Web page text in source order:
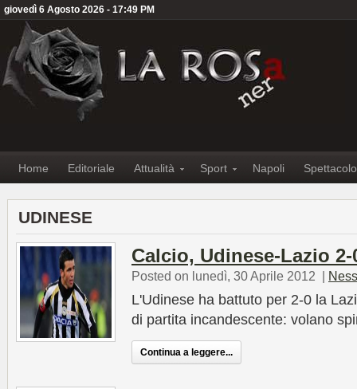
giovedì 6 Agosto 2026 - 17:49 PM
Home Editoriale Attualità Sport Napoli Spettacolo
UDINESE
Calcio, Udinese-Lazio 2-
Posted on lunedì, 30 Aprile 2012 |
L'Udinese ha battuto per 2-0 la
di partita incandescente: volano
Continua a leggere...